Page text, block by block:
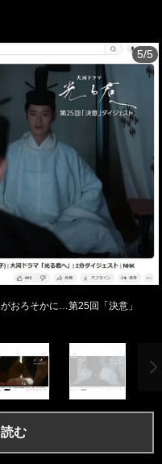
5/5
おろそかに…第25回「決意」
む